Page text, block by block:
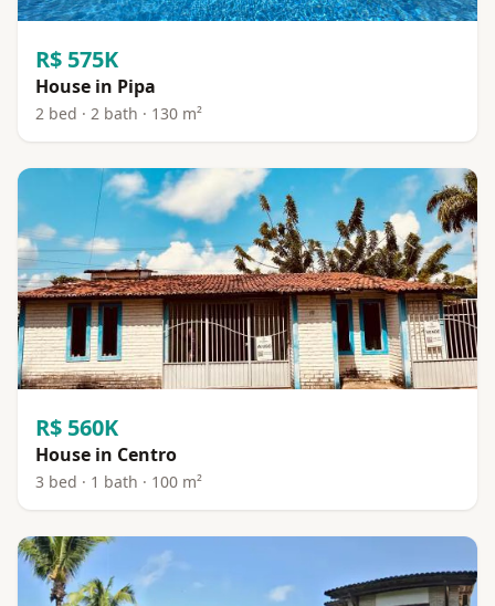
R$ 575K
House in Pipa
2 bed · 2 bath · 130 m²
R$ 560K
House in Centro
3 bed · 1 bath · 100 m²